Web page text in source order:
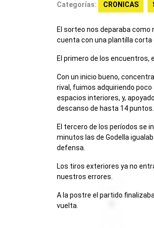
Categorías: CRONICAS
El sorteo nos deparaba como
cuenta con una plantilla corta
El primero de los encuentros,
Con un inicio bueno,
rival, fuimos adquiriendo
espacios interiores, y,
descanso de hasta 14 puntos.
El tercero de los períodos se
minutos las de Godella
defensa.
Los tiros exteriores ya no
nuestros errores.
A la postre el partido
vuelta.